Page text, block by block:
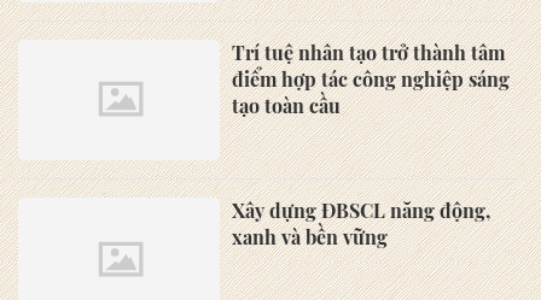
Trí tuệ nhân tạo trở thành tâm
điểm hợp tác công nghiệp sáng
tạo toàn cầu
Xây dựng ĐBSCL năng động,
xanh và bền vững